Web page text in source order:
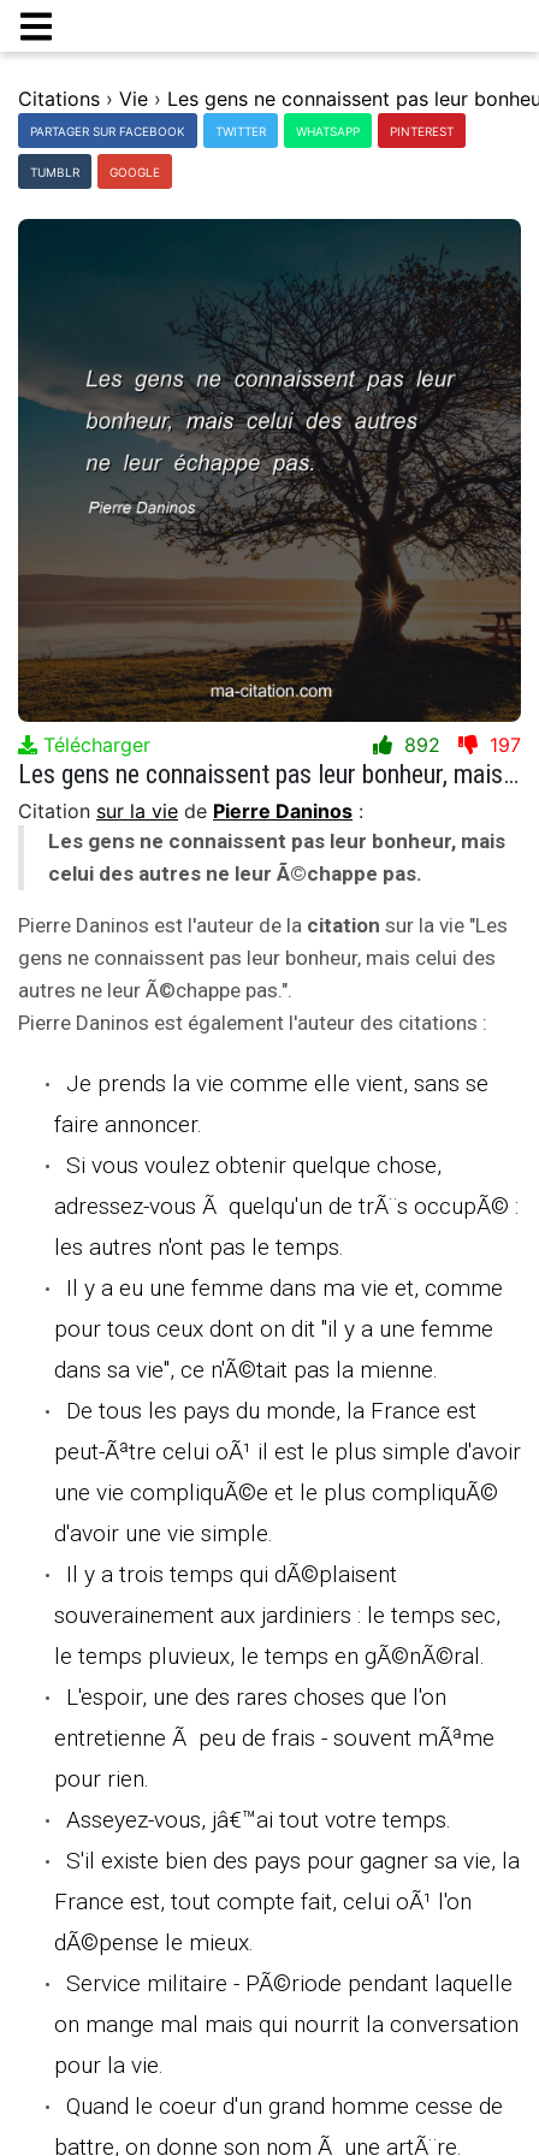
Citations › Vie ›
PARTAGER SUR FACEBOOK TWITTER WHATSAPP PINTEREST
TUMBLR GOOGLE
Télécharger 892 197
Les gens ne connaissent pas leur bonheur, mais celui des autres ne leur Ã©chappe pas.
Citation sur la vie de Pierre Daninos :
Les gens ne connaissent pas leur bonheur, mais
celui des autres ne leur Ã©chappe pas.
Pierre Daninos est l'auteur de la citation sur la vie "Les
gens ne connaissent pas leur bonheur, mais celui des
autres ne leur Ã©chappe pas.".
Pierre Daninos est également l'auteur des citations :
Je prends la vie comme elle vient, sans se
faire annoncer.
Si vous voulez obtenir quelque chose,
adressez-vous Ã quelqu'un de trÃ¨s occupÃ© :
les autres n'ont pas le temps.
Il y a eu une femme dans ma vie et, comme
pour tous ceux dont on dit "il y a une femme
dans sa vie", ce n'Ã©tait pas la mienne.
De tous les pays du monde, la France est
peut-Ãªtre celui oÃ¹ il est le plus simple d'avoir
une vie compliquÃ©e et le plus compliquÃ©
d'avoir une vie simple.
Il y a trois temps qui dÃ©plaisent
souverainement aux jardiniers : le temps sec,
le temps pluvieux, le temps en gÃ©nÃ©ral.
L'espoir, une des rares choses que l'on
entretienne Ã peu de frais - souvent mÃªme
pour rien.
Asseyez-vous, jâ€™ai tout votre temps.
S'il existe bien des pays pour gagner sa vie, la
France est, tout compte fait, celui oÃ¹ l'on
dÃ©pense le mieux.
Service militaire - PÃ©riode pendant laquelle
on mange mal mais qui nourrit la conversation
pour la vie.
Quand le coeur d'un grand homme cesse de
battre, on donne son nom Ã une artÃ¨re.